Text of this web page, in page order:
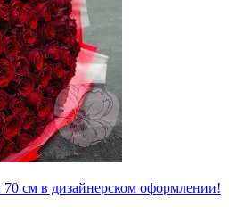
70 см в дизайнерском оформлении!